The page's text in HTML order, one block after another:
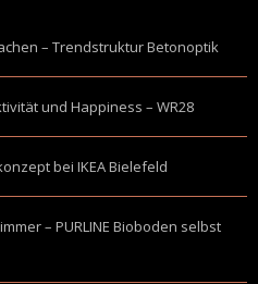
– Trendstruktur Betonoptik
und Happiness – WR28
bei IKEA Bielefeld
– PURLINE Bioboden selbst